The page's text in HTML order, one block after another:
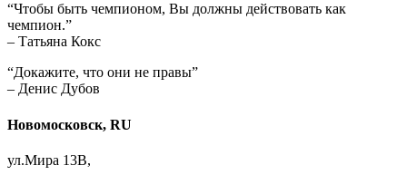
“Чтобы быть чемпионом, Вы должны действовать как
чемпион.”
– Татьяна Кокс
“Докажите, что они не правы”
– Денис Дубов
Новомосковск, RU
ул.Мира 13В,